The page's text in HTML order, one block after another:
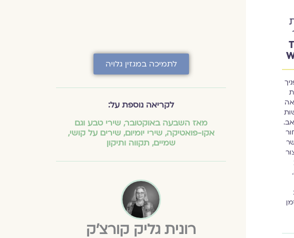
לתמיכה במגזין גלויה
לקריאה נוספת על:
מאז השבעה באוקטובר, שירי טבע וגם
אקו-פואטיקה,שירי יומיום,שירים על קושי,
שמיים, תקווה ותיקון
רונית גליק קורצ'ק